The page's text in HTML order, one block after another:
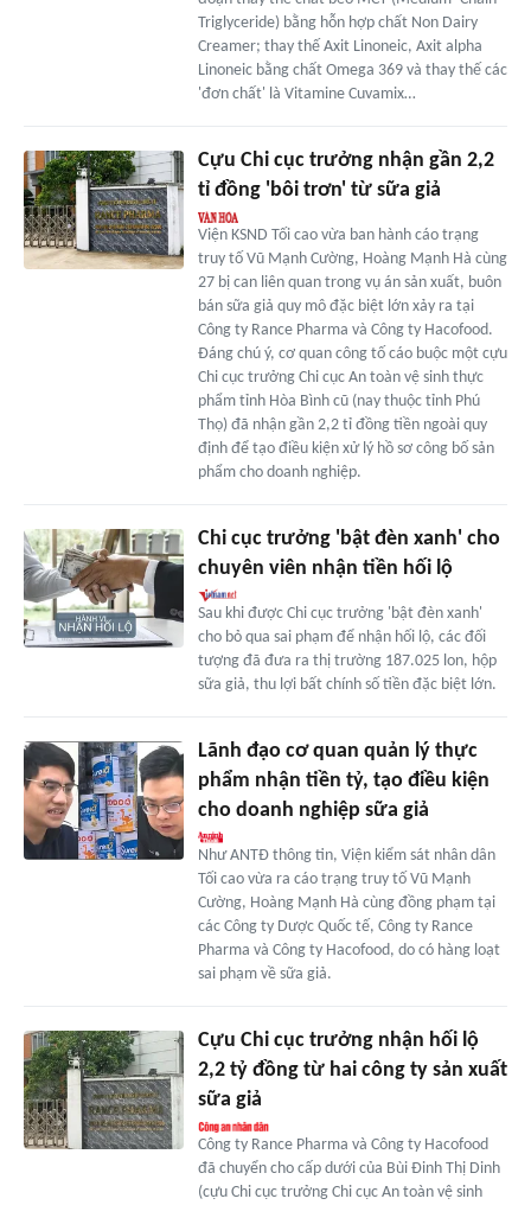
Triglyceride) bằng hỗn hợp chất Non Dairy
Creamer; thay thế Axit Linoneic, Axit alpha
Linoneic bằng chất Omega 369 và thay thế các
'đơn chất' là Vitamine Cuvamix…
Cựu Chi cục trưởng nhận gần 2,2
tỉ đồng 'bôi trơn' từ sữa giả
Viện KSND Tối cao vừa ban hành cáo trạng
truy tố Vũ Mạnh Cường, Hoàng Mạnh Hà cùng
27 bị can liên quan trong vụ án sản xuất, buôn
bán sữa giả quy mô đặc biệt lớn xảy ra tại
Công ty Rance Pharma và Công ty Hacofood.
Đáng chú ý, cơ quan công tố cáo buộc một cựu
Chi cục trưởng Chi cục An toàn vệ sinh thực
phẩm tỉnh Hòa Bình cũ (nay thuộc tỉnh Phú
Thọ) đã nhận gần 2,2 tỉ đồng tiền ngoài quy
định để tạo điều kiện xử lý hồ sơ công bố sản
phẩm cho doanh nghiệp.
Chi cục trưởng 'bật đèn xanh' cho
chuyên viên nhận tiền hối lộ
Sau khi được Chi cục trưởng 'bật đèn xanh'
cho bỏ qua sai phạm để nhận hối lộ, các đối
tượng đã đưa ra thị trường 187.025 lon, hộp
sữa giả, thu lợi bất chính số tiền đặc biệt lớn.
Lãnh đạo cơ quan quản lý thực
phẩm nhận tiền tỷ, tạo điều kiện
cho doanh nghiệp sữa giả
Như ANTĐ thông tin, Viện kiểm sát nhân dân
Tối cao vừa ra cáo trạng truy tố Vũ Mạnh
Cường, Hoàng Mạnh Hà cùng đồng phạm tại
các Công ty Dược Quốc tế, Công ty Rance
Pharma và Công ty Hacofood, do có hàng loạt
sai phạm về sữa giả.
Cựu Chi cục trưởng nhận hối lộ
2,2 tỷ đồng từ hai công ty sản xuất
sữa giả
Công ty Rance Pharma và Công ty Hacofood
đã chuyển cho cấp dưới của Bùi Đinh Thị Dinh
(cựu Chi cục trưởng Chi cục An toàn vệ sinh